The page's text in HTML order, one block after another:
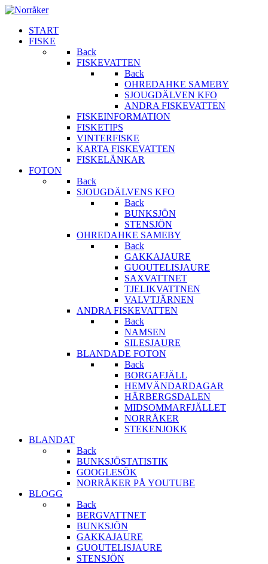
START
FISKE
Back
FISKEVATTEN
Back
OHREDAHKE SAMEBY
SJOUGDÄLVEN KFO
ANDRA FISKEVATTEN
FISKEINFORMATION
FISKETIPS
VINTERFISKE
KARTA FISKEVATTEN
FISKELÄNKAR
FOTON
Back
SJOUGDÄLVENS KFO
Back
BUNKSJÖN
STENSJÖN
OHREDAHKE SAMEBY
Back
GAKKAJAURE
GUOUTELISJAURE
SAXVATTNET
TJELIKVATTNEN
VALVTJÄRNEN
ANDRA FISKEVATTEN
Back
NAMSEN
SILESJAURE
BLANDADE FOTON
Back
BORGAFJÄLL
HEMVÄNDARDAGAR
HÄRBERGSDALEN
MIDSOMMARFJÄLLET
NORRÅKER
STEKENJOKK
BLANDAT
Back
BUNKSJÖSTATISTIK
GOOGLESÖK
NORRÅKER PÅ YOUTUBE
BLOGG
Back
BERGVATTNET
BUNKSJÖN
GAKKAJAURE
GUOUTELISJAURE
STENSJÖN